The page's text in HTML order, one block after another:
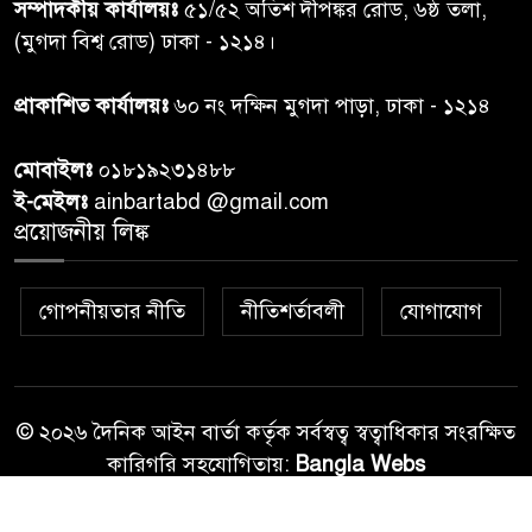
কুলাউড়া সীমান্তে বিএসএফের
৮
নেওয়ার পর ভারতীয় নাগরিক
আটক
৯
বগুড়ায় প্রাইভেটকারের ধাক্কায়
স্বামী-স্ত্রী নিহত
সম্পাদকীয় কার্যালয়ঃ ৫১/৫২ অতিশ দীপঙ্কর রোড, ৬ষ্ঠ তলা,
(মুগদা বিশ্ব রোড) ঢাকা - ১২১৪।
প্রাকাশিত কার্যালয়ঃ৬০ নং দক্ষিন মুগদা পাড়া, ঢাকা - ১২১৪
মোবাইলঃ ০১৮১৯২৩১৪৮৮
ই-মেইলঃ ainbartabd @gmail.com
প্রয়োজনীয় লিঙ্ক
গোপনীয়তার নীতি নীতিশর্তাবলী যোগাযোগ
© ২০২৬ দৈনিক আইন বার্তা কর্তৃক সর্বস্বত্ব স্বত্বাধিকার সংরক্ষিত
কারিগরি সহযোগিতায়: Bangla Webs